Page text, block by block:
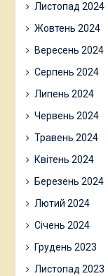
Листопад 2024
Жовтень 2024
Вересень 2024
Серпень 2024
Липень 2024
Червень 2024
Травень 2024
Квітень 2024
Березень 2024
Лютий 2024
Січень 2024
Грудень 2023
Листопад 2023